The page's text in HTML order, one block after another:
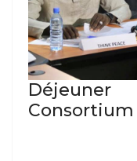
Consortium